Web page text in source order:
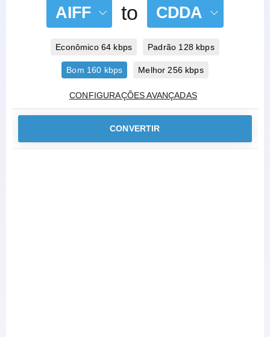
AIFF to CDDA
Econômico 64 kbps Padrão 128 kbps
Bom 160 kbps Melhor 256 kbps
CONFIGURAÇÕES AVANÇADAS
CONVERTIR